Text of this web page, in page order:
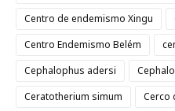
Centro de endemismo Xingu
Centro Endemismo Belém
Cephalophus adersi
Ceratotherium simum
Cerco